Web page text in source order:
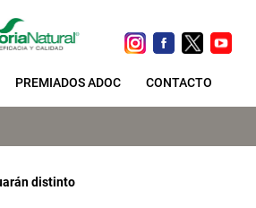
PREMIADOS ADOC CONTACTO
distinto